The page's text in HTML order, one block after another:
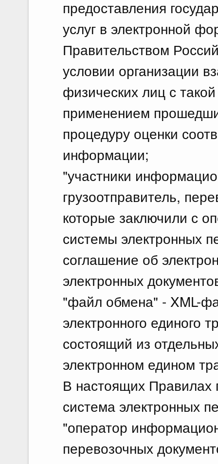
предоставления
услуг в электронной
Правительством
условии организации
физических лиц с
применением
процедуру оценки
информации;
"участники
грузоотправитель,
которые заключили с
системы электронных
соглашение об
электронных
"файл обмена" - XML-
электронного единого
состоящий из
электронном едином
В настоящих
система электронных
"оператор
перевозочных